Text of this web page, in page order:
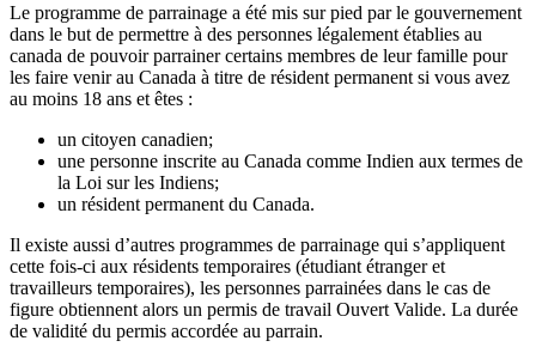
Le programme de parrainage a été mis sur pied par le gouvernement
dans le but de permettre à des personnes légalement établies au
canada de pouvoir parrainer certains membres de leur famille pour
les faire venir au Canada à titre de résident permanent si vous avez
au moins 18 ans et êtes :
un citoyen canadien;
une personne inscrite au Canada comme Indien aux termes de
la Loi sur les Indiens;
un résident permanent du Canada.
Il existe aussi d’autres programmes de parrainage qui s’appliquent
cette fois-ci aux résidents temporaires (étudiant étranger et
travailleurs temporaires), les personnes parrainées dans le cas de
figure obtiennent alors un permis de travail Ouvert Valide. La durée
de validité du permis accordée au parrain.